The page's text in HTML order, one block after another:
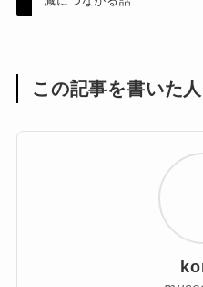
この記事を書いた人